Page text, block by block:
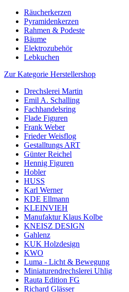
Räucherkerzen
Pyramidenkerzen
Rahmen & Podeste
Bäume
Elektrozubehör
Lebkuchen
Zur Kategorie Herstellershop
Drechslerei Martin
Emil A. Schalling
Fachhandelsring
Flade Figuren
Frank Weber
Frieder Weisflog
Gestalltungs ART
Günter Reichel
Hennig Figuren
Hobler
HUSS
Karl Werner
KDE Ellmann
KLEINVIEH
Manufaktur Klaus Kolbe
KNEISZ DESIGN
Gahlenz
KUK Holzdesign
KWO
Luma - Licht & Bewegung
Miniaturendrechslerei Uhlig
Rauta Edition FG
Richard Glässer